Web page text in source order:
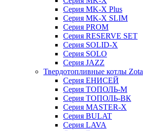
Серия MK-X Plus
Серия MK-X SLIM
Серия PROM
Серия RESERVE SET
Серия SOLID-X
Серия SOLO
Серия JAZZ
Твердотопливные котлы Zota
Серия ЕНИСЕЙ
Серия ТОПОЛЬ-М
Серия ТОПОЛЬ-ВК
Серия MASTER-X
Серия BULAT
Серия LAVA